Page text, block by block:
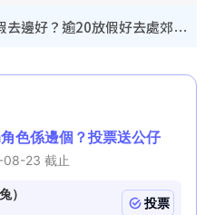
假日好去處｜2026放假去邊好？逾20放假好去處郊外/秘景 休閒半日或一日遊